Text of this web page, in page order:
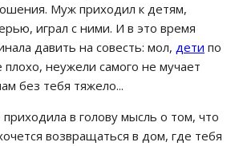
Муж приходил к детям,
играл с ними. И в это время
давить на совесть: мол, дети по
плохо, неужели самого не мучает
без тебя тяжело...
в голову мысль о том, что
возвращаться в дом, где тебя